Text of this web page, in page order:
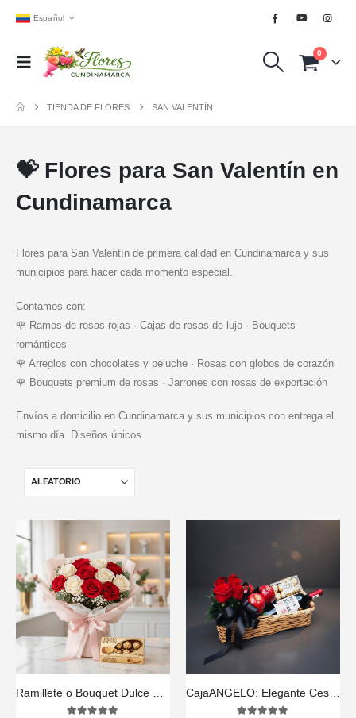
Español
0
TIENDA DE FLORES SAN VALENTÍN
💝 Flores para San Valentín en
Cundinamarca
Flores para San Valentín de primera calidad en Cundinamarca y sus
municipios para hacer cada momento especial.
Contamos con:
🌹 Ramos de rosas rojas · Cajas de rosas de lujo · Bouquets
románticos
🌹 Arreglos con chocolates y peluche · Rosas con globos de corazón
🌹 Bouquets premium de rosas · Jarrones con rosas de exportación
Envíos a domicilio en Cundinamarca y sus municipios con entrega el
mismo día. Diseños únicos.